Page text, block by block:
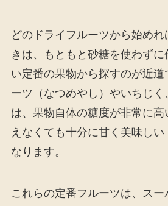
どのドライフルーツから始めれ
きは、もともと砂糖を使わず
い定番の果物から探すのが近
ーツ（なつめやし）やいちじ
は、果物自体の糖度が非常に高
えなくても十分に甘く美味し
なります。
これらの定番フルーツは、ス